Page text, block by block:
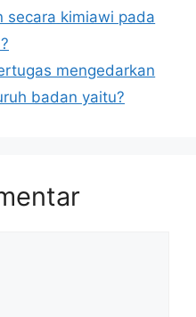
secara kimiawi pada
mengedarkan
badan yaitu?